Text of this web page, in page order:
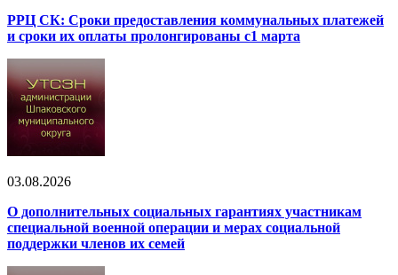
РРЦ СК: Сроки предоставления коммунальных платежей
и сроки их оплаты пролонгированы с1 марта
03.08.2026
О дополнительных социальных гарантиях участникам
специальной военной операции и мерах социальной
поддержки членов их семей